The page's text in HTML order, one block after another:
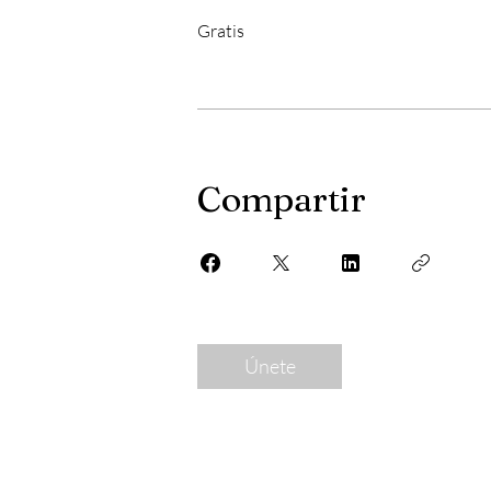
Gratis
Compartir
Únete